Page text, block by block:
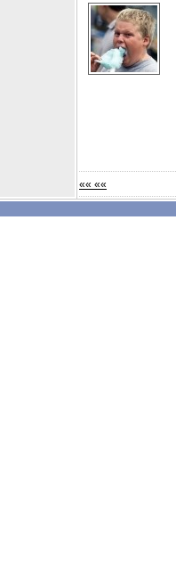
«« ««